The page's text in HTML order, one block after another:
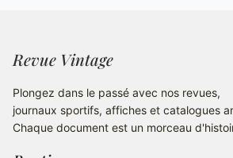
Revue Vintage
Plongez dans le passé avec nos revues,
journaux sportifs, affiches et catalogues
Chaque document est un morceau